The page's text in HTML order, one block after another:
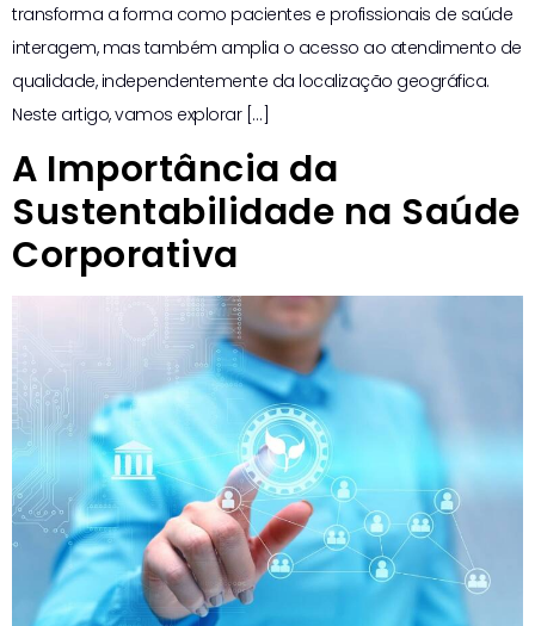
transforma a forma como pacientes e profissionais de saúde
interagem, mas também amplia o acesso ao atendimento de
qualidade, independentemente da localização geográfica.
Neste artigo, vamos explorar […]
A Importância da
Sustentabilidade na Saúde
Corporativa